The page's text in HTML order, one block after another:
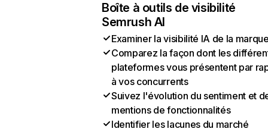
Boîte à outils de visibilité
Semrush AI
Examiner la visibilité IA de la
Comparez la façon dont les
plateformes vous présentent par
à vos concurrents
Suivez l'évolution du sentiment et
mentions de fonctionnalités
Identifier les lacunes du marché